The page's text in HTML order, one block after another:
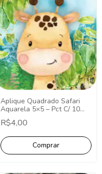
Aplique Quadrado Safari
Aquarela 5×5 – Pct C/ 10
unid
R$4,00